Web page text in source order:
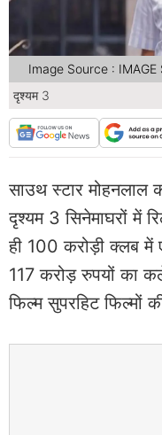
दृश्यम 3
Image Source : IMAGE
साउथ स्टार मोहनलाल
दृश्यम 3 सिनेमाघरों में
ही 100 करोड़ी क्लब
117 करोड़ रुपयों का
फिल्म सुपरहिट फिल्मों